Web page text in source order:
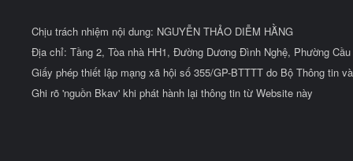
Chịu trách nhiệm nội dung: NGUYỄN THẢO DIỄM HẰNG
Địa chỉ: Tầng 2, Tòa nhà HH1, Đường Dương Đình Nghệ, Phường
Giấy phép thiết lập mạng xã hội số 355/GP-BTTTT do Bộ Thông tin
Ghi rõ 'nguồn Bkav' khi phát hành lại thông tin từ Website này